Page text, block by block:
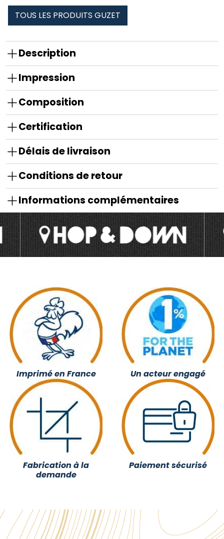
guzet
TOUS LES PRODUITS GUZET
Description
Impression
Composition
Certification
Délais de livraison
Conditions de retour
Informations complémentaires
Imprimé en France Un acteur engagé
Fabrication à la
demande
Paiement sécurisé